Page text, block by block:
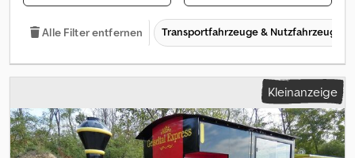
Alle Filter entfernen Transportfahrzeuge & Nutzfahrzeuge
Kleinanzeige